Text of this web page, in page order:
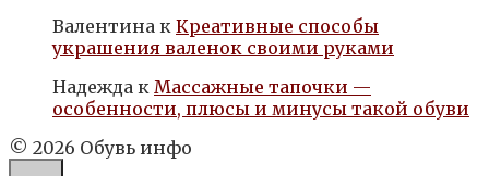
Валентина к Креативные способы
украшения валенок своими руками
Надежда к Массажные тапочки —
особенности, плюсы и минусы такой обуви
© 2026 Обувь инфо